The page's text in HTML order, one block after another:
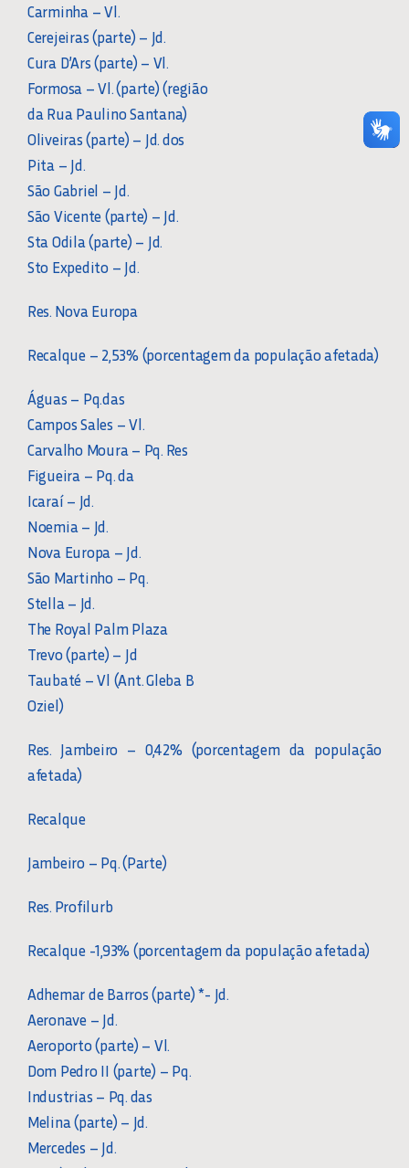
Carminha – Vl.
Cerejeiras (parte) – Jd.
Cura D’Ars (parte) – Vl.
Formosa – Vl. (parte) (região
da Rua Paulino Santana)
Oliveiras (parte) – Jd. dos
Pita – Jd.
São Gabriel – Jd.
São Vicente (parte) – Jd.
Sta Odila (parte) – Jd.
Sto Expedito – Jd.
Res. Nova Europa
Recalque – 2,53% (porcentagem da população afetada)
Águas – Pq.das
Campos Sales – Vl.
Carvalho Moura – Pq. Res
Figueira – Pq. da
Icaraí – Jd.
Noemia – Jd.
Nova Europa – Jd.
São Martinho – Pq.
Stella – Jd.
The Royal Palm Plaza
Trevo (parte) – Jd
Taubaté – Vl (Ant. Gleba B
Oziel)
Res. Jambeiro – 0,42% (porcentagem da população
afetada)
Recalque
Jambeiro – Pq. (Parte)
Res. Profilurb
Recalque -1,93% (porcentagem da população afetada)
Adhemar de Barros (parte) *- Jd.
Aeronave – Jd.
Aeroporto (parte) – Vl.
Dom Pedro II (parte) – Pq.
Industrias – Pq. das
Melina (parte) – Jd.
Mercedes – Jd.